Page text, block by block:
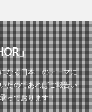
」
なる日本一のテーマに
たのであればご報告い
っております！